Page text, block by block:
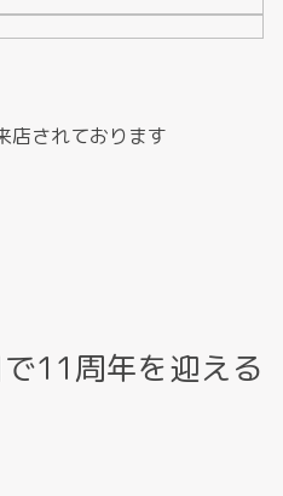
店されております
11周年を迎える